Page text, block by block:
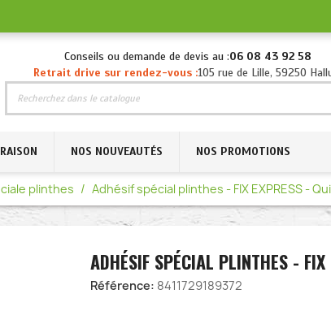
Conseils ou demande de devis au :06 08 43 92 58
Retrait drive sur rendez-vous :105 rue de Lille, 59250
NOS NOUVEAUTÉS NOS PROMOTIONS
plinthes Adhésif spécial plinthes - FIX EXPRESS -
ADHÉSIF SPÉCIAL PLINTHES -
Référence: 8411729189372